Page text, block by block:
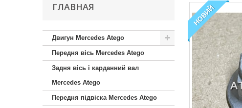
ГЛАВНАЯ
Двигун Mercedes Atego
Передня вісь Mercedes Atego
Задня вісь і карданний вал
Mercedes Atego
Передня підвіска Mercedes Atego
НОВИЙ